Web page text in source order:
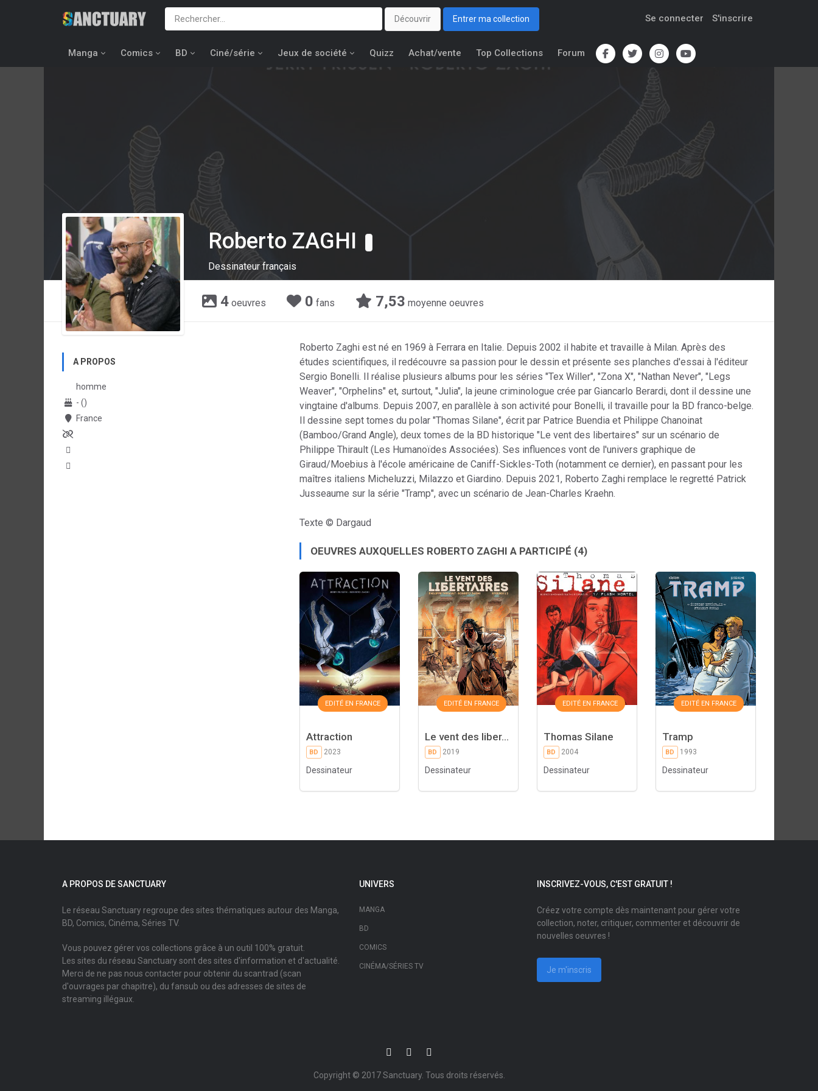
Découvrir Entrer ma collection Se connecter S'inscrire
Manga Comics BD Ciné/série Jeux de société Quizz Achat/vente Top Collections Forum
Roberto ZAGHI
Dessinateur français
4 oeuvres 0 fans 7,53 moyenne oeuvres
A PROPOS
homme
- ()
France
Roberto Zaghi est né en 1969 à Ferrara en Italie. Depuis 2002 il habite et travaille à Milan. Après des
études scientifiques, il redécouvre sa passion pour le dessin et présente ses planches d'essai à l'éditeur
Sergio Bonelli. Il réalise plusieurs albums pour les séries "Tex Willer", "Zona X", "Nathan Never", "Legs
Weaver", "Orphelins" et, surtout, "Julia", la jeune criminologue crée par Giancarlo Berardi, dont il dessine une
vingtaine d'albums. Depuis 2007, en parallèle à son activité pour Bonelli, il travaille pour la BD franco-belge.
Il dessine sept tomes du polar "Thomas Silane", écrit par Patrice Buendia et Philippe Chanoinat
(Bamboo/Grand Angle), deux tomes de la BD historique "Le vent des libertaires" sur un scénario de
Philippe Thirault (Les Humanoïdes Associées). Ses influences vont de l'univers graphique de
Giraud/Moebius à l'école américaine de Caniff-Sickles-Toth (notamment ce dernier), en passant pour les
maîtres italiens Micheluzzi, Milazzo et Giardino. Depuis 2021, Roberto Zaghi remplace le regretté Patrick
Jusseaume sur la série "Tramp", avec un scénario de Jean-Charles Kraehn.
Texte © Dargaud
OEUVRES AUXQUELLES ROBERTO ZAGHI A PARTICIPÉ (4)
EDITÉ EN FRANCE
Attraction
BD 2023
Dessinateur
EDITÉ EN FRANCE
Le vent des liber...
BD 2019
Dessinateur
EDITÉ EN FRANCE
Thomas Silane
BD 2004
Dessinateur
EDITÉ EN FRANCE
Tramp
BD 1993
Dessinateur
A PROPOS DE SANCTUARY
Le réseau Sanctuary regroupe des sites thématiques autour des Manga,
BD, Comics, Cinéma, Séries TV.
Vous pouvez gérer vos collections grâce à un outil 100% gratuit.
Les sites du réseau Sanctuary sont des sites d'information et d'actualité.
Merci de ne pas nous contacter pour obtenir du scantrad (scan
d'ouvrages par chapitre), du fansub ou des adresses de sites de
streaming illégaux.
UNIVERS
MANGA
BD
COMICS
CINÉMA/SÉRIES TV
INSCRIVEZ-VOUS, C'EST GRATUIT !
Créez votre compte dès maintenant pour gérer votre
collection, noter, critiquer, commenter et découvrir de
nouvelles oeuvres !
Je m'inscris
Copyright © 2017Sanctuary. Tous droits réservés.